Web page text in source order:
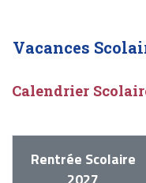
Vacances
Calendrier
Rentrée Scolaire